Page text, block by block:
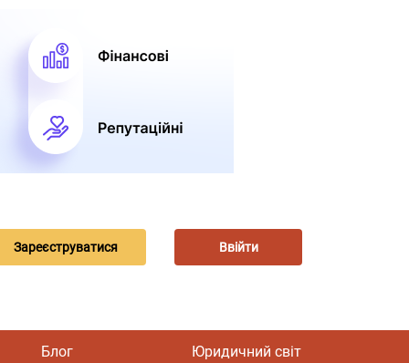
Зареєструватися Ввійти
Блог Юридичний світ